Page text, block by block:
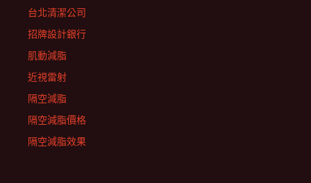
台北清潔公司
招牌設計銀行
肌動減脂
近視雷射
隔空減脂
隔空減脂價格
隔空減脂效果